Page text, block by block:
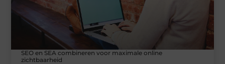
SEO en SEA combineren voor maximale online
zichtbaarheid